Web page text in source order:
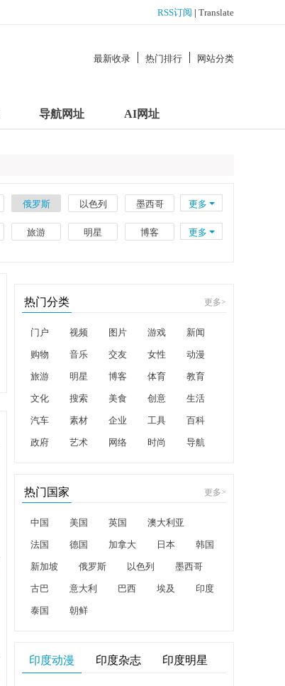
RSS订阅 | Translate
最新收录 热门排行 网站分类
导航网址 AI网址
俄罗斯 以色列 墨西哥
新西兰 瑞士 波兰
更多
旅游 明星 博客 更多
热门分类 更多>
门户 视频 图片 游戏 新闻
购物 音乐 交友 女性 动漫
旅游 明星 博客 体育 教育
文化 搜索 美食 创意 生活
汽车 素材 企业 工具 百科
政府 艺术 网络 时尚 导航
热门国家 更多>
中国 美国 英国 澳大利亚
法国 德国 加拿大 日本 韩国
新加坡 俄罗斯 以色列 墨西哥
古巴 意大利 巴西 埃及 印度
泰国 朝鲜
印度动漫 印度杂志 印度明星